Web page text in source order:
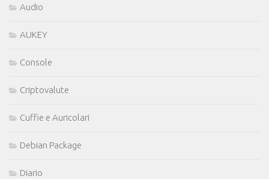
Audio
AUKEY
Console
Criptovalute
Cuffie e Auricolari
Debian Package
Diario